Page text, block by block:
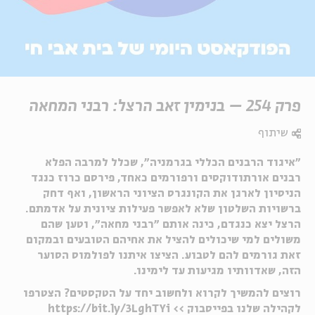
פרק 254 – בנימין זאב הרצל: רבני המחאה
"איגוד הרבנים הכללי בגרמניה", שכלל למרבה הפלא
רבנים אורתודוקסים ורפורמים כאחד, פירסם כרוז כנגד
הניסיון לארגן את הקונגרס הציוני הראשון, ואף דחק
ברשויות השלטון שלא לאפשר פעילות ציונית על אדמתם.
הרצל יצא כנגדם, כינה אותם "רבני מחאה", וטען שהם
משולים למי שיכולים להציל את אחיהם הטובעים ובמקום
זאת גורמים להם לטבוע. הציצו איתנו לפולמוס הסוער
הזה, שאדוותיו מגיעות עד לימינו.
רוצים להמשיך לקרוא ולחשוב יחד על הטקסטים? הצטרפו
לקהילה שלנו בפייסבוק >> https://bit.ly/3LghTYi
שיתוף